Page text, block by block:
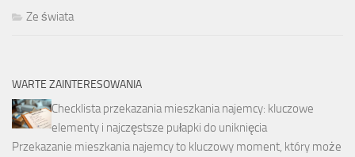
Ze świata
WARTE ZAINTERESOWANIA
Checklista przekazania mieszkania najemcy: kluczowe
elementy i najczęstsze pułapki do uniknięcia
Przekazanie mieszkania najemcy to kluczowy moment, który może